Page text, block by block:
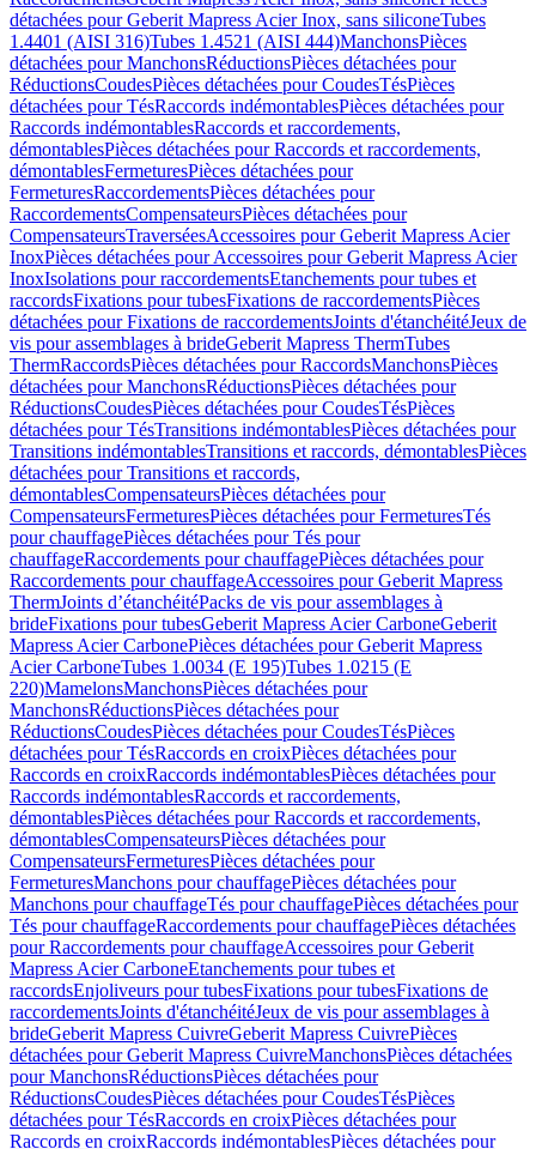
détachées pour Geberit Mapress Acier Inox, sans siliconeTubes
1.4401 (AISI 316)Tubes 1.4521 (AISI 444)ManchonsPièces
détachées pour ManchonsRéductionsPièces détachées pour
RéductionsCoudesPièces détachées pour CoudesTésPièces
détachées pour TésRaccords indémontablesPièces détachées pour
Raccords indémontablesRaccords et raccordements,
démontablesPièces détachées pour Raccords et raccordements,
démontablesFermeturesPièces détachées pour
FermeturesRaccordementsPièces détachées pour
RaccordementsCompensateursPièces détachées pour
CompensateursTraverséesAccessoires pour Geberit Mapress Acier
InoxPièces détachées pour Accessoires pour Geberit Mapress Acier
InoxIsolations pour raccordementsEtanchements pour tubes et
raccordsFixations pour tubesFixations de raccordementsPièces
détachées pour Fixations de raccordementsJoints d'étanchéitéJeux de
vis pour assemblages à brideGeberit Mapress ThermTubes
ThermRaccordsPièces détachées pour RaccordsManchonsPièces
détachées pour ManchonsRéductionsPièces détachées pour
RéductionsCoudesPièces détachées pour CoudesTésPièces
détachées pour TésTransitions indémontablesPièces détachées pour
Transitions indémontablesTransitions et raccords, démontablesPièces
détachées pour Transitions et raccords,
démontablesCompensateursPièces détachées pour
CompensateursFermeturesPièces détachées pour FermeturesTés
pour chauffagePièces détachées pour Tés pour
chauffageRaccordements pour chauffagePièces détachées pour
Raccordements pour chauffageAccessoires pour Geberit Mapress
ThermJoints d’étanchéitéPacks de vis pour assemblages à
brideFixations pour tubesGeberit Mapress Acier CarboneGeberit
Mapress Acier CarbonePièces détachées pour Geberit Mapress
Acier CarboneTubes 1.0034 (E 195)Tubes 1.0215 (E
220)MamelonsManchonsPièces détachées pour
ManchonsRéductionsPièces détachées pour
RéductionsCoudesPièces détachées pour CoudesTésPièces
détachées pour TésRaccords en croixPièces détachées pour
Raccords en croixRaccords indémontablesPièces détachées pour
Raccords indémontablesRaccords et raccordements,
démontablesPièces détachées pour Raccords et raccordements,
démontablesCompensateursPièces détachées pour
CompensateursFermeturesPièces détachées pour
FermeturesManchons pour chauffagePièces détachées pour
Manchons pour chauffageTés pour chauffagePièces détachées pour
Tés pour chauffageRaccordements pour chauffagePièces détachées
pour Raccordements pour chauffageAccessoires pour Geberit
Mapress Acier CarboneEtanchements pour tubes et
raccordsEnjoliveurs pour tubesFixations pour tubesFixations de
raccordementsJoints d'étanchéitéJeux de vis pour assemblages à
brideGeberit Mapress CuivreGeberit Mapress CuivrePièces
détachées pour Geberit Mapress CuivreManchonsPièces détachées
pour ManchonsRéductionsPièces détachées pour
RéductionsCoudesPièces détachées pour CoudesTésPièces
détachées pour TésRaccords en croixPièces détachées pour
Raccords en croixRaccords indémontablesPièces détachées pour